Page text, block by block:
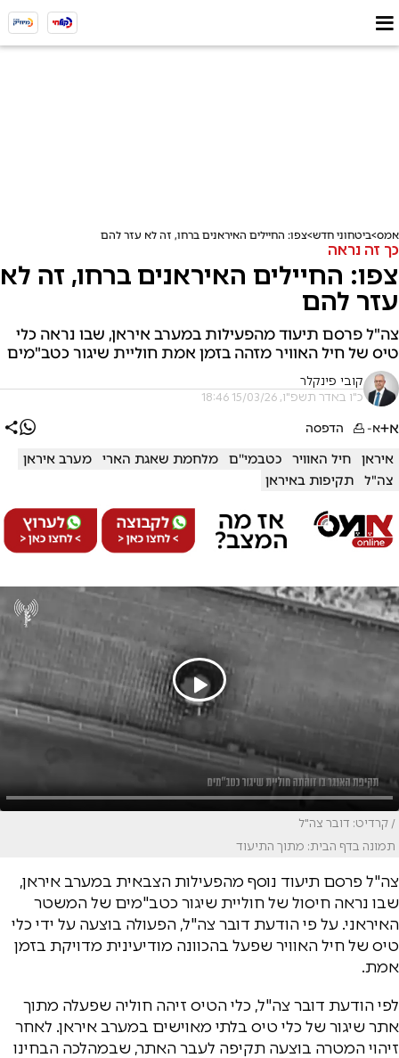
אמס ביטחוני חדש צפו: החיילים האיראנים ברחו, זה לא עזר להם
כך זה נראה
צפו: החיילים האיראנים ברחו, זה לא
עזר להם
צה"ל פרסם תיעוד מהפעילות במערב איראן, שבו נראה כלי
טיס של חיל האוויר מזהה בזמן אמת חוליית שיגור כטב"מים
קובי פינקלר
כ"ו באדר תשפ"ו, 15/03/26 18:46
א+א- הדפסה
איראן חיל האוויר כטבמי''ם מלחמת שאגת הארי
מערב איראן
צה"ל
תקיפות באיראן
/ קרדיט: דובר צה"ל
תמונה בדף הבית: מתוך התיעוד
צה"ל פרסם תיעוד נוסף מהפעילות הצבאית במערב איראן,
שבו נראה חיסול של חוליית שיגור כטב"מים של המשטר
האיראני. על פי הודעת דובר צה"ל, הפעולה בוצעה על ידי כלי
טיס של חיל האוויר שפעל בהכוונה מודיעינית מדויקת בזמן
אמת.
לפי הודעת דובר צה"ל, כלי הטיס זיהה חוליה שפעלה מתוך
אתר שיגור של כלי טיס בלתי מאוישים במערב איראן. לאחר
זיהוי המטרה בוצעה תקיפה לעבר האתר, שבמהלכה הבחינו